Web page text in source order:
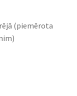
(piemērota